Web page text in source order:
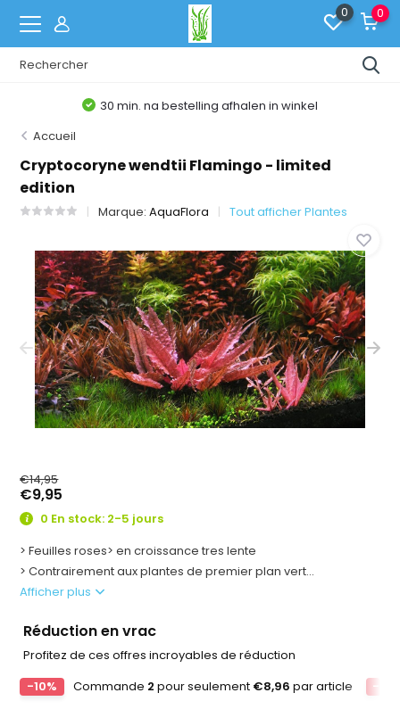
0 0
30 min. na bestelling afhalen in winkel
Accueil
Cryptocoryne wendtii Flamingo - limited
edition
Marque:AquaFlora Tout afficher Plantes
€14,95
€9,95
0 En stock: 2-5 jours
> Feuilles roses> en croissance tres lente
> Contrairement aux plantes de premier plan vert...
Afficher plus
Réduction en vrac
Profitez de ces offres incroyables de réduction
-10%
Commande 2 pour seulement €8,96 par article -